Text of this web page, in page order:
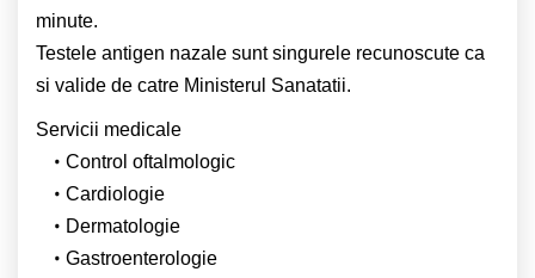
minute.
Testele antigen nazale sunt singurele recunoscute ca
si valide de catre Ministerul Sanatatii.
Servicii medicale
Control oftalmologic
Cardiologie
Dermatologie
Gastroenterologie